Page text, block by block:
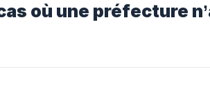
où une préfecture